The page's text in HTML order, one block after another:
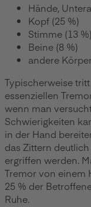
Hände,
Kopf (25 %)
Stimme (13 %)
Beine (8 %)
andere
Typischerweise
essenziellen
wenn man
Schwierigkeiten
in der Hand
das Zittern
ergriffen werden.
Tremor von einem
25 % der
Ruhe.